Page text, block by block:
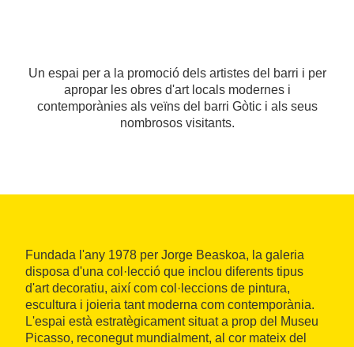
Un espai per a la promoció dels artistes del barri i per
apropar les obres d'art locals modernes i
contemporànies als veïns del barri Gòtic i als seus
nombrosos visitants.
Fundada l'any 1978 per Jorge Beaskoa, la galeria
disposa d'una col·lecció que inclou diferents tipus
d'art decoratiu, així com col·leccions de pintura,
escultura i joieria tant moderna com contemporània.
L'espai està estratègicament situat a prop del Museu
Picasso, reconegut mundialment, al cor mateix del